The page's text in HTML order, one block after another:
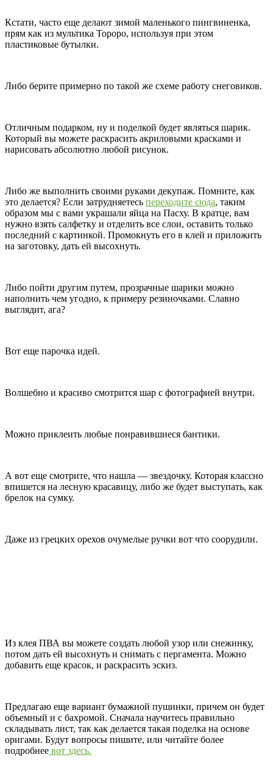
Кстати, часто еще делают зимой маленького пингвиненка,
прям как из мультика Тороро, используя при этом
пластиковые бутылки.
Либо берите примерно по такой же схеме работу снеговиков.
Отличным подарком, ну и поделкой будет являться шарик.
Который вы можете раскрасить акриловыми красками и
нарисовать абсолютно любой рисунок.
Либо же выполнить своими руками декупаж. Помните, как
это делается? Если затрудняетесь переходите сюда, таким
образом мы с вами украшали яйца на Пасху. В кратце, вам
нужно взять салфетку и отделить все слои, оставить только
последний с картинкой. Промокнуть его в клей и приложить
на заготовку, дать ей высохнуть.
Либо пойти другим путем, прозрачные шарики можно
наполнить чем угодно, к примеру резиночками. Славно
выглядит, ага?
Вот еще парочка идей.
Волшебно и красиво смотрится шар с фотографией внутри.
Можно приклеить любые понравившиеся бантики.
А вот еще смотрите, что нашла — звездочку. Которая классно
впишется на лесную красавицу, либо же будет выступать, как
брелок на сумку.
Даже из грецких орехов очумелые ручки вот что соорудили.
Из клея ПВА вы можете создать любой узор или снежинку,
потом дать ей высохнуть и снимать с пергамента. Можно
добавить еще красок, и раскрасить эскиз.
Предлагаю еще вариант бумажной пушинки, причем он будет
объемный и с бахромой. Сначала научитесь правильно
складывать лист, так как делается такая поделка на основе
оригами. Будут вопросы пишите, или читайте более
подробнее вот здесь.